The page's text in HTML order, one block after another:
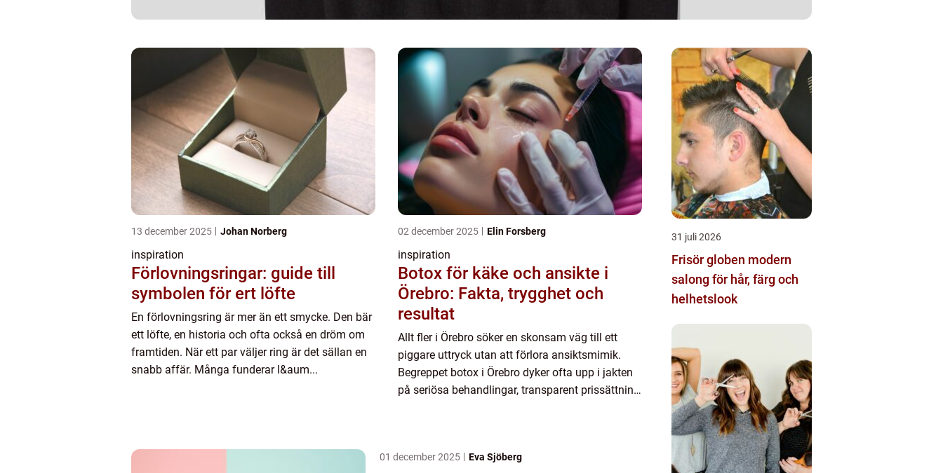
13 december 2025 Johan Norberg
inspiration
Förlovningsringar: guide till
symbolen för ert löfte
En förlovningsring är mer än ett smycke. Den bär
ett löfte, en historia och ofta också en dröm om
framtiden. När ett par väljer ring är det sällan en
snabb affär. Många funderar l&aum...
02 december 2025 Elin Forsberg
inspiration
Botox för käke och ansikte i
Örebro: Fakta, trygghet och
resultat
Allt fler i Örebro söker en skonsam väg till ett
piggare uttryck utan att förlora ansiktsmimik.
Begreppet botox i Örebro dyker ofta upp i jakten
på seriösa behandlingar, transparent prissättning
01 december 2025 Eva Sjöberg
31 juli 2026
Frisör globen modern
salong för hår, färg och
helhetslook